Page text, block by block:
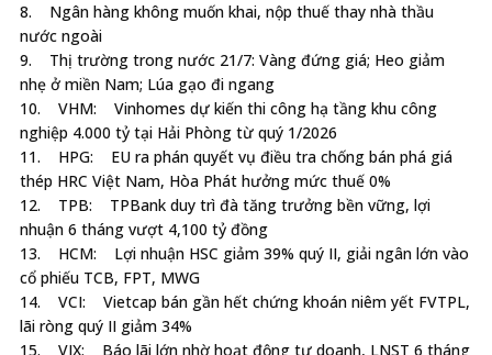
8. Ngân hàng không muốn khai, nộp thuế thay nhà thầu
nước ngoài
9. Thị trường trong nước 21/7: Vàng đứng giá; Heo giảm
nhẹ ở miền Nam; Lúa gạo đi ngang
10. VHM: Vinhomes dự kiến thi công hạ tầng khu công
nghiệp 4.000 tỷ tại Hải Phòng từ quý 1/2026
11. HPG: EU ra phán quyết vụ điều tra chống bán phá giá
thép HRC Việt Nam, Hòa Phát hưởng mức thuế 0%
12. TPB: TPBank duy trì đà tăng trưởng bền vững, lợi
nhuận 6 tháng vượt 4,100 tỷ đồng
13. HCM: Lợi nhuận HSC giảm 39% quý II, giải ngân lớn vào
cổ phiếu TCB, FPT, MWG
14. VCI: Vietcap bán gần hết chứng khoán niêm yết FVTPL,
lãi ròng quý II giảm 34%
15. VIX: Báo lãi lớn nhờ hoạt động tự doanh, LNST 6 tháng